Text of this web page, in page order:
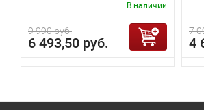
В наличии
9 990 руб.
6 493,50 руб.
7
4